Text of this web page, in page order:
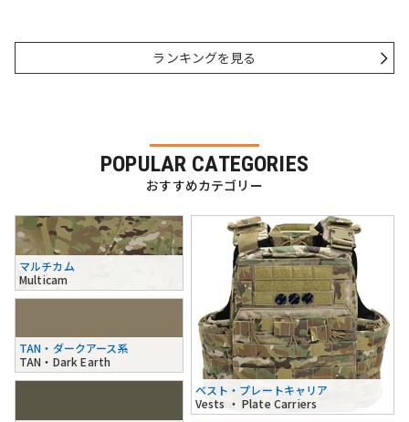
ランキングを見る
POPULAR CATEGORIES
おすすめカテゴリー
マルチカム
Multicam
TAN・ダークアース系
TAN・Dark Earth
ベスト・プレートキャリア
Vests ・ Plate Carriers